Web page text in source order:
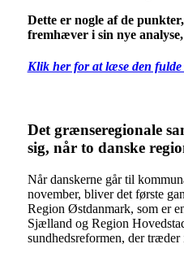
Dette er nogle af de
fremhæver i sin nye
Klik her for at læse den fulde
Det grænseregionale
sig, når to danske
Når danskerne går til
november, bliver det første
Region Østdanmark, som er
Sjælland og Region
sundhedsreformen, der